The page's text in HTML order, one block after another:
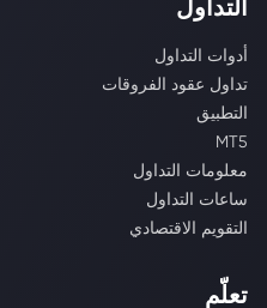
التداول
أدوات التداول
تداول عقود الفروقات
التطبيق
MT5
معلومات التداول
ساعات التداول
التقويم الاقتصادي
تعلّم